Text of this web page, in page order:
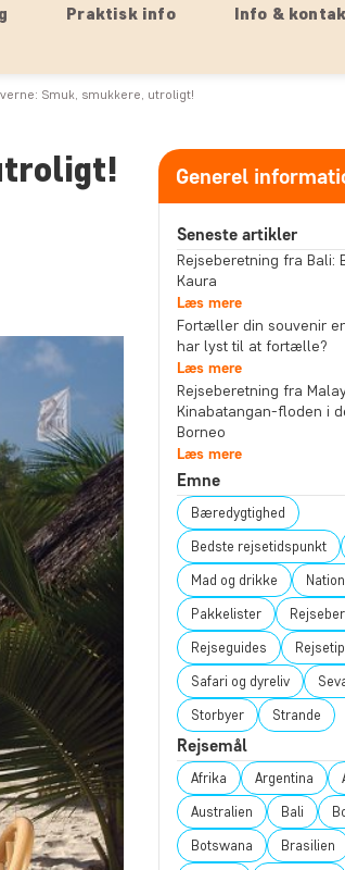
Praktisk info Info &
Smuk, smukkere, utroligt!
Generel
Seneste artikler
Rejseberetning fra Bali:
Kaura
Læs mere
Fortæller din souvenir
har lyst til at fortælle?
Læs mere
Rejseberetning fra
Kinabatangan-floden i
Borneo
Læs mere
Emne
Bæredygtighed
Bedste rejsetidspunkt
Mad og drikke
Pakkelister
Rejseguides
Safari og dyreliv
Storbyer Strande
Rejsemål
Afrika Argentina
Australien Bali
Botswana Brasilien